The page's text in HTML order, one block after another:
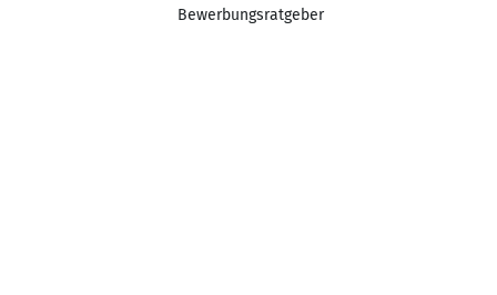
Bewerbungsratgeber